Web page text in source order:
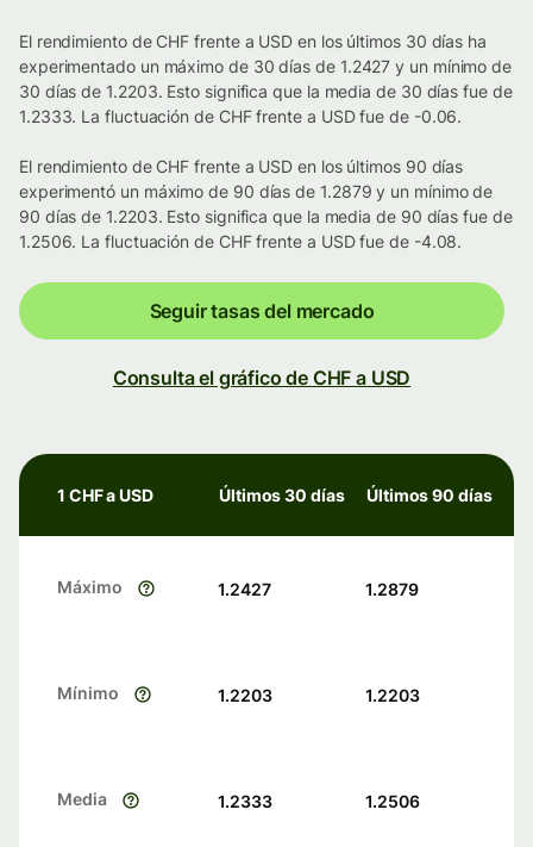
El rendimiento de CHF frente a USD en los últimos 30 días ha
experimentado un máximo de 30 días de 1.2427 y un mínimo de
30 días de 1.2203. Esto significa que la media de 30 días fue de
1.2333. La fluctuación de CHF frente a USD fue de -0.06.
El rendimiento de CHF frente a USD en los últimos 90 días
experimentó un máximo de 90 días de 1.2879 y un mínimo de
90 días de 1.2203. Esto significa que la media de 90 días fue de
1.2506. La fluctuación de CHF frente a USD fue de -4.08.
Seguir tasas del mercado
Consulta el gráfico de CHF a USD
1 CHF a USD Últimos 30 días Últimos 90 días
Máximo 1.2427 1.2879
Mínimo 1.2203 1.2203
Media 1.2333 1.2506